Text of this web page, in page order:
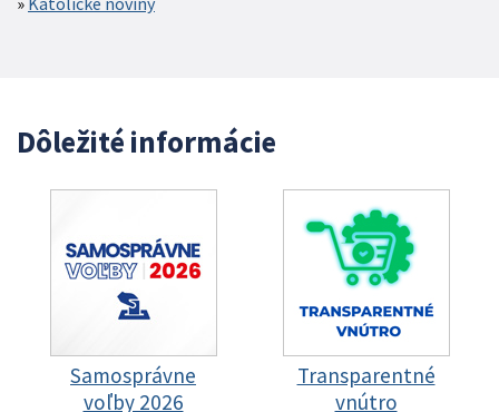
Dôležité informácie
Samosprávne
voľby 2026
Transparentné
vnútro